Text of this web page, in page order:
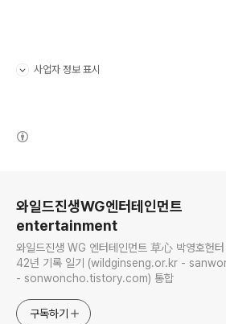
사업자 정보 표시
와일드진생WG엔터테인먼트
entertainment
와일드진생 WG 엔터테인먼트 草心 박영호헌
42년 기록 일기 (wildginseng.or.kr - sanwoncho.or.kr
- sonwoncho.tistory.com) 통합
구독하기